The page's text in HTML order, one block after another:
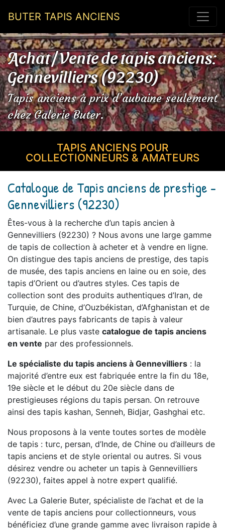
BUTER TAPIS ANCIENS
Achat / Vente de tapis anciens:
Gennevilliers (92230)
Tapis anciens à prix d’aubaine seulement
chez Galerie Buter.
TAPIS ANCIENS POUR
COLLECTIONNEURS & AMATEURS
Catalogue de Tapis anciens de prestige -
Gennevilliers (92230)
Êtes-vous à la recherche d’un tapis ancien à
Gennevilliers (92230) ? Nous avons une large gamme
de tapis de collection à acheter et à vendre en ligne.
On distingue des tapis anciens de prestige, des tapis
de musée, des tapis anciens en laine ou en soie, des
tapis d’Orient ou d’autres styles. Ces tapis de
collection sont des produits authentiques d’Iran, de
Turquie, de Chine, d’Ouzbékistan, d’Afghanistan et de
bien d’autres pays fabricants de tapis à valeur
artisanale. Le plus vaste catalogue de tapis anciens
en vente par des professionnels.
Le spécialiste du tapis anciens à Gennevilliers : la
majorité d’entre eux est fabriquée entre la fin du 18e,
19e siècle et le début du 20e siècle dans de
prestigieuses régions du tapis persan. On retrouve
ainsi des tapis kashan, Senneh, Bidjar, Gashghai etc.
Nous proposons à la vente toutes sortes de modèle
de tapis : turc, persan, d’Inde, de Chine ou d’ailleurs de
tapis anciens et de style oriental ou autres. Si vous
désirez vendre ou acheter un tapis à Gennevilliers
(92230), faites appel à notre expert qualifié.
Avec La Galerie Buter, spécialiste de l’achat et de la
vente de tapis anciens pour collectionneurs, vous
bénéficiez d’une grande gamme avec livraison rapide à